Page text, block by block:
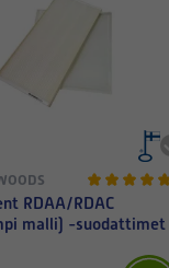
RDAA/RDAC
malli) -suodattimet